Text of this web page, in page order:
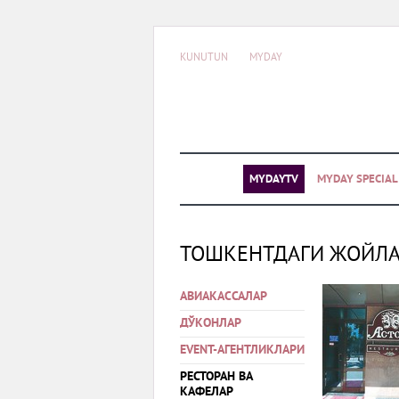
KUNUTUN MYDAY
MYDAYTV MYDAY SPECIAL
ТОШКЕНТДАГИ
АВИАКАССАЛАР
ДЎКОНЛАР
EVENT-АГЕНТЛИКЛАРИ
РЕСТОРАН ВА
КАФЕЛАР